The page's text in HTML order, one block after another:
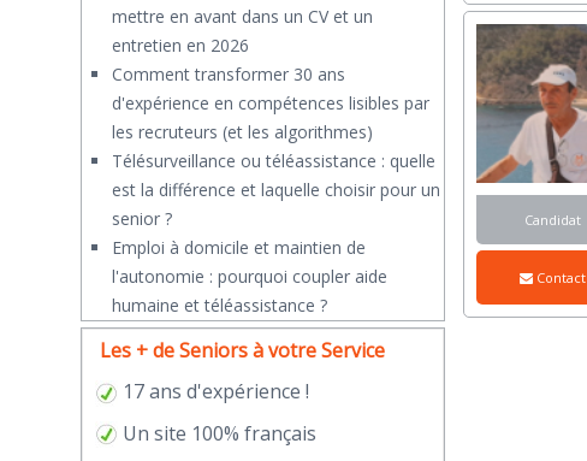
Candidat
Contact
mettre en avant dans un CV et un
entretien en 2026
Comment transformer 30 ans
d'expérience en compétences lisibles par
les recruteurs (et les algorithmes)
Télésurveillance ou téléassistance : quelle
est la différence et laquelle choisir pour un
senior ?
​Emploi à domicile et maintien de
l'autonomie : pourquoi coupler aide
humaine et téléassistance ?
Les + de Seniors à votre Service
17 ans d'expérience !
Un site 100% français